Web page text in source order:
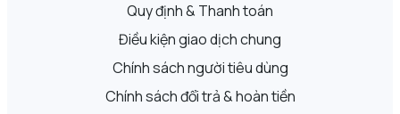
Quy định & Thanh toán
Điều kiện giao dịch chung
Chính sách người tiêu dùng
Chính sách đổi trả & hoàn tiền